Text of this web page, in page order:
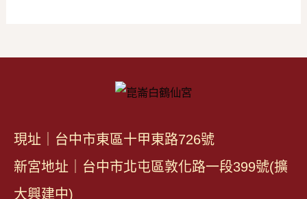
現址｜台中市東區十甲東路726號
新宮地址｜台中市北屯區敦化路一段399號(擴
大興建中)